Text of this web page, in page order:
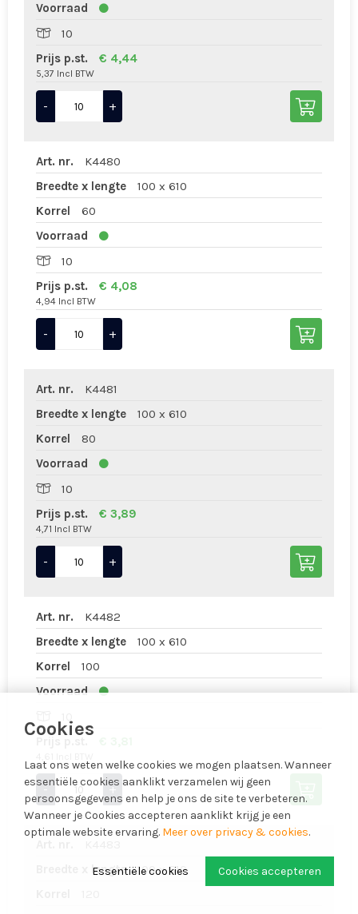
Cookies
Laat ons weten welke cookies we mogen plaatsen. Wanneer
essentiële cookies aanklikt verzamelen wij geen
persoonsgegevens en help je ons de site te verbeteren.
Wanneer je Cookies accepteren aanklikt krijg je een
optimale website ervaring. Meer over privacy & cookies.
Cookies accepteren
Essentiële cookies
Voorraad
10
Prijs p.st.
€ 4,44
5,37 Incl BTW
- +
Art. nr.
K4480
Breedte x lengte
100 x 610
Korrel
60
Voorraad
10
Prijs p.st.
€ 4,08
4,94 Incl BTW
- +
Art. nr.
K4481
Breedte x lengte
100 x 610
Korrel
80
Voorraad
10
Prijs p.st.
€ 3,89
4,71 Incl BTW
- +
Art. nr.
K4482
Breedte x lengte
100 x 610
Korrel
100
Voorraad
- +
Breedte x lengte 100 x 610